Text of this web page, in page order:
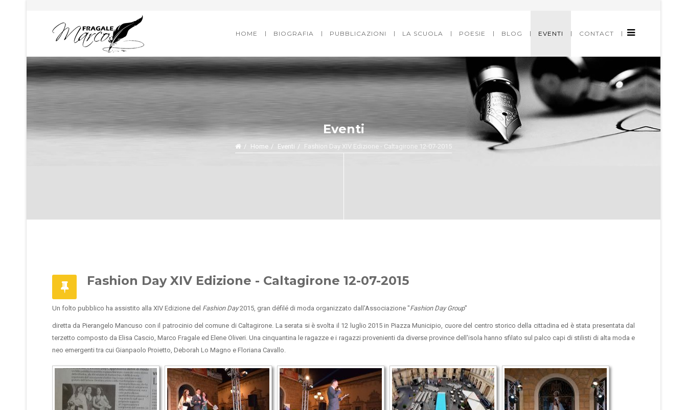
HOME BIOGRAFIA PUBBLICAZIONI LA SCUOLA POESIE BLOG EVENTI CONTACT
Eventi
Home Eventi Fashion Day XIV Edizione - Caltagirone 12-07-2015
Fashion Day XIV Edizione - Caltagirone 12-07-2015
Un folto pubblico ha assistito alla XIV Edizione del Fashion Day2015, gran défilé di moda organizzato dall'Associazione "Fashion Day Group"
diretta da Pierangelo Mancuso con il patrocinio del comune di Caltagirone. La serata si è svolta il 12 luglio 2015 in Piazza Municipio, cuore del centro storico della cittadina ed è stata presentata dal
terzetto composto da Elisa Cascio, Marco Fragale ed Elene Oliveri. Una cinquantina le ragazze e i ragazzi provenienti da diverse province dell'isola hanno sfilato sul palco capi di stilisti di alta moda e
neo emergenti tra cui Gianpaolo Proietto, Deborah Lo Magno e Floriana Cavallo.